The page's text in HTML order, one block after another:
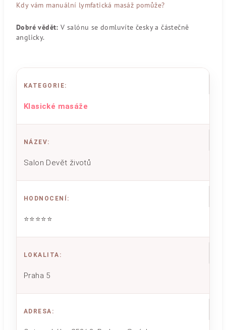
Kdy vám manuální lymfatická masáž pomůže?
Dobré vědět: V salónu se domluvíte česky a částečně
anglicky.
KATEGORIE:
Klasické masáže
NÁZEV:
Salon Devět životů
HODNOCENÍ :
⭐⭐⭐⭐⭐
LOKALITA :
Praha 5
ADRESA :